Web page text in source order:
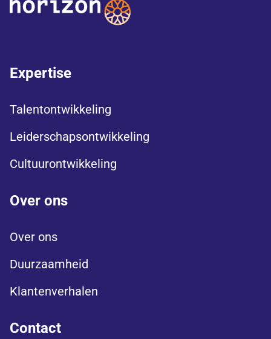
Expertise
Talentontwikkeling
Leiderschapsontwikkeling
Cultuurontwikkeling
Over ons
Over ons
Duurzaamheid
Klantenverhalen
Contact